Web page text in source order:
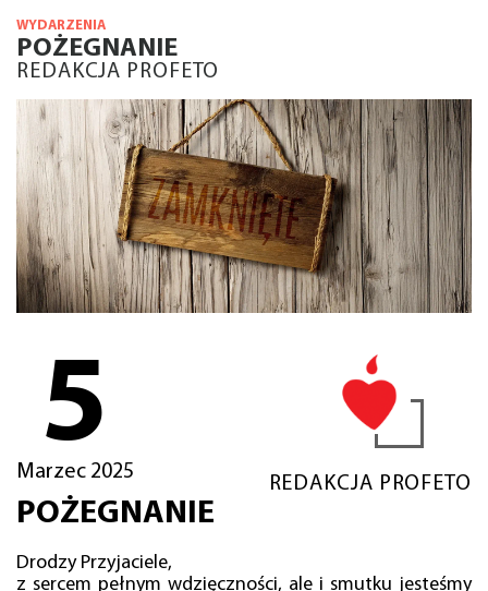
WYDARZENIA
POŻEGNANIE
REDAKCJA PROFETO
5
Marzec 2025
REDAKCJA PROFETO
POŻEGNANIE
Drodzy Przyjaciele,
z sercem pełnym wdzięczności, ale i smutku jesteśmy